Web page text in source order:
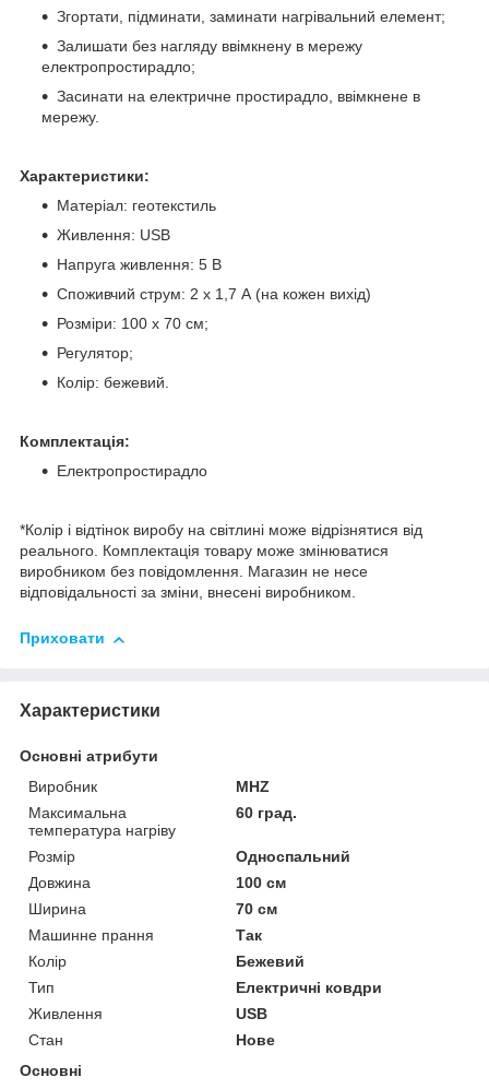
Згортати, підминати, заминати нагрівальний елемент;
Залишати без нагляду ввімкнену в мережу
електропростирадло;
Засинати на електричне простирадло, ввімкнене в
мережу.
Характеристики:
Матеріал: геотекстиль
Живлення: USB
Напруга живлення: 5 В
Споживчий струм: 2 х 1,7 А (на кожен вихід)
Розміри: 100 х 70 см;
Регулятор;
Колір: бежевий.
Комплектація:
Електропростирадло
*Колір і відтінок виробу на світлині може відрізнятися від
реального. Комплектація товару може змінюватися
виробником без повідомлення. Магазин не несе
відповідальності за зміни, внесені виробником.
Приховати
Характеристики
Основні атрибути
Виробник
MHZ
Максимальна
температура нагріву
60 град.
Розмір
Односпальний
Довжина
100 см
Ширина
70 см
Машинне прання
Так
Колір
Бежевий
Тип
Електричні ковдри
Живлення
USB
Стан
Нове
Основні